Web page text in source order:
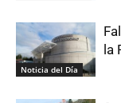
Noticia del Día
la